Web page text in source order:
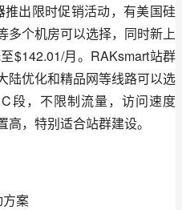
出限时促销活动，有美国硅
多个机房可以选择，同时新上
$142.01/月。RAKsmart站群
陆优化和精品网等线路可以选
段，不限制流量，访问速度
，特别适合站群建设。
案